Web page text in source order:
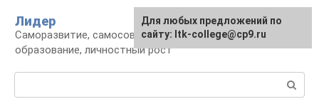
контенту
Лидер
Саморазвитие, самосовершенствование,
образование, личностный рост
Для любых предложений по
сайту: ltk-college@cp9.ru